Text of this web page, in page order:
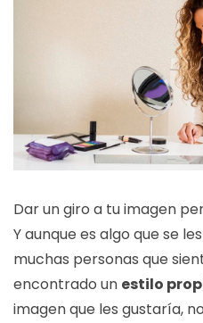
Dar un giro a tu imagen
Y aunque es algo que se
muchas personas que
encontrado un estilo
imagen que les gustaría,